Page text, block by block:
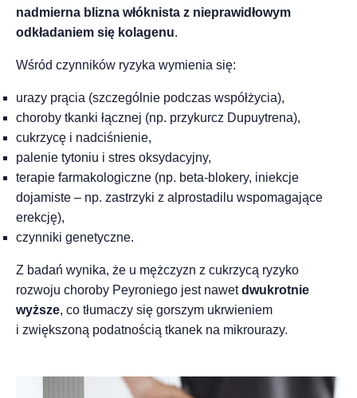
nadmierna blizna włóknista z nieprawidłowym
odkładaniem się kolagenu.
Wśród czynników ryzyka wymienia się:
urazy prącia (szczególnie podczas współżycia),
choroby tkanki łącznej (np. przykurcz Dupuytrena),
cukrzycę i nadciśnienie,
palenie tytoniu i stres oksydacyjny,
terapie farmakologiczne (np. beta-blokery, iniekcje
dojamiste – np. zastrzyki z alprostadilu wspomagające
erekcję),
czynniki genetyczne.
Z badań wynika, że u mężczyzn z cukrzycą ryzyko
rozwoju choroby Peyroniego jest nawetdwukrotnie
wyższe, co tłumaczy się gorszym ukrwieniem
i zwiększoną podatnością tkanek na mikrourazy.